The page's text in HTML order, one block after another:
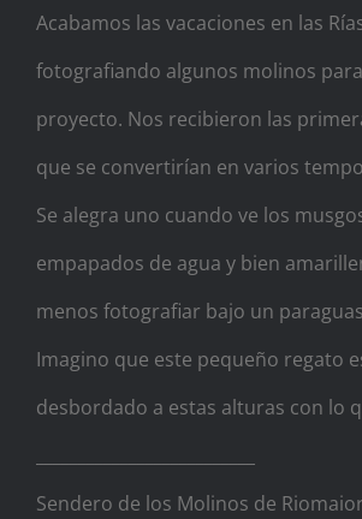
Acabamos las vacaciones en las
fotografiando algunos molinos
proyecto. Nos recibieron las
que se convertirían en varios
Se alegra uno cuando ve los
empapados de agua y bien
menos fotografiar bajo un
Imagino que este pequeño regato
desbordado a estas alturas con lo
Sendero de los Molinos de